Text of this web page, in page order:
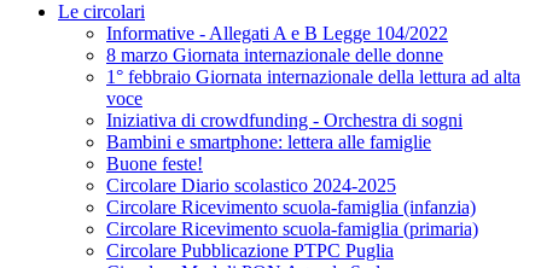
Le circolari
Informative - Allegati A e B Legge 104/2022
8 marzo Giornata internazionale delle donne
1° febbraio Giornata internazionale della lettura ad alta
voce
Iniziativa di crowdfunding - Orchestra di sogni
Bambini e smartphone: lettera alle famiglie
Buone feste!
Circolare Diario scolastico 2024-2025
Circolare Ricevimento scuola-famiglia (infanzia)
Circolare Ricevimento scuola-famiglia (primaria)
Circolare Pubblicazione PTPC Puglia